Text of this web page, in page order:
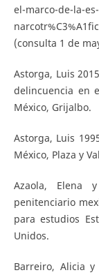
el-marco-de-la-
(consulta 1 de
Astorga, Luis
delincuencia en
México, Grijalbo.
Astorga, Luis
México, Plaza y
Azaola, Elena
penitenciario
para estudios
Unidos.
Barreiro, Alicia y